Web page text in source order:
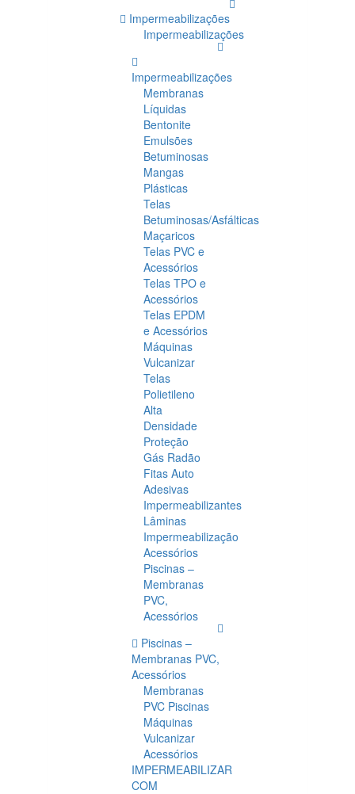
Impermeabilizações
Impermeabilizações
Impermeabilizações
Membranas
Líquidas
Bentonite
Emulsões
Betuminosas
Mangas
Plásticas
Telas
Betuminosas/Asfálticas
Maçaricos
Telas PVC e
Acessórios
Telas TPO e
Acessórios
Telas EPDM
e Acessórios
Máquinas
Vulcanizar
Telas
Polietileno
Alta
Densidade
Proteção
Gás Radão
Fitas Auto
Adesivas
Impermeabilizantes
Lâminas
Impermeabilização
Acessórios
Piscinas –
Membranas
PVC,
Acessórios
Piscinas –
Membranas PVC,
Acessórios
Membranas
PVC Piscinas
Máquinas
Vulcanizar
Acessórios
IMPERMEABILIZAR
COM